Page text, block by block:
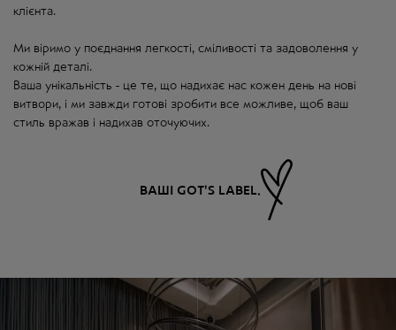
клієнта.
Ми віримо у поєднання легкості, сміливості та задоволення у
кожній деталі.
Ваша унікальність - це те, що надихає нас кожен день на нові
витвори, і ми завжди готові зробити все можливе, щоб ваш
стиль вражав і надихав оточуючих.
ВАШІ GOT'S LABEL.